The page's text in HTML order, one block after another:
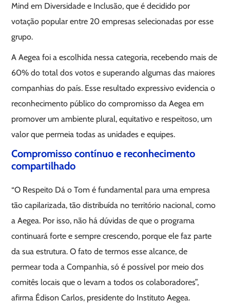
Mind em Diversidade e Inclusão, que é decidido por
votação popular entre 20 empresas selecionadas por esse
grupo.
A Aegea foi a escolhida nessa categoria, recebendo mais de
60% do total dos votos e superando algumas das maiores
companhias do país. Esse resultado expressivo evidencia o
reconhecimento público do compromisso da Aegea em
promover um ambiente plural, equitativo e respeitoso, um
valor que permeia todas as unidades e equipes.
Compromisso contínuo e reconhecimento
compartilhado
“O Respeito Dá o Tom é fundamental para uma empresa
tão capilarizada, tão distribuída no território nacional, como
a Aegea. Por isso, não há dúvidas de que o programa
continuará forte e sempre crescendo, porque ele faz parte
da sua estrutura. O fato de termos esse alcance, de
permear toda a Companhia, só é possível por meio dos
comitês locais que o levam a todos os colaboradores”,
afirma Édison Carlos, presidente do Instituto Aegea.